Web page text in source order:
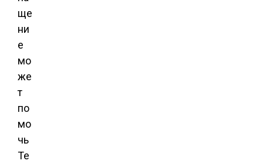
ще
ни
е
мо
же
т
по
мо
чь
Te